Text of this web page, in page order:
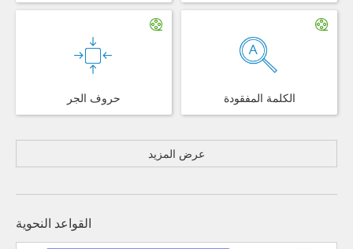
حروف الجر الكلمة المفقودة
عرض المزيد
القواعد النحوية